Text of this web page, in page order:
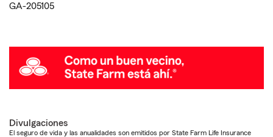
GA-205105
Divulgaciones
El seguro de vida y las anualidades son emitidos por State Farm Life Insurance